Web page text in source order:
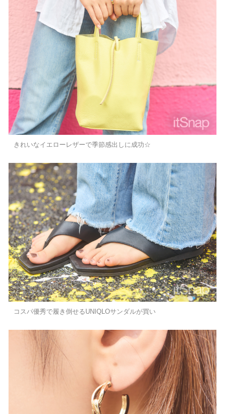
きれいなイエローレザーで季節感出しに成功☆
コスパ優秀で履き倒せるUNIQLOサンダルが買い